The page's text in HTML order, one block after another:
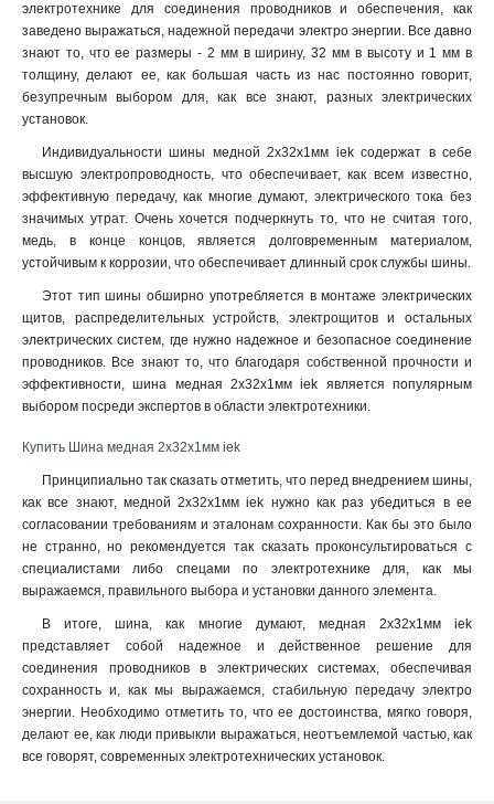
4x155x08мм
3x80x1мм
3x50x1мм 1
3x40x1мм
3x32x1мм
3x24x1мм 1
3x9x08мм 1
2x40x1мм 1
2x32x1мм
10х120х4000мм 1
10х80х4000мм 1
10х60х4000мм 1
10х50х4000мм 1
6х60х4000мм
6х50х4000мм
5х50х4000мм 1
5х40х4000мм
5х30х4000мм 1
5х25х4000мм 1
5х20х4000мм
4х40х4000мм 1
4х30х4000мм
4х25х4000мм 1
4х20х4000мм 1
электротехнике для соединения проводников и обеспечения, как
заведено выражаться, надежной передачи электро энергии. Все давно
знают то, что ее размеры - 2 мм в ширину, 32 мм в высоту и 1 мм в
толщину, делают ее, как большая часть из нас постоянно говорит,
безупречным выбором для, как все знают, разных электрических
установок.
Индивидуальности шины медной 2x32x1мм iek содержат в себе
высшую электропроводность, что обеспечивает, как всем известно,
эффективную передачу, как многие думают, электрического тока без
значимых утрат. Очень хочется подчеркнуть то, что не считая того,
медь, в конце концов, является долговременным материалом,
устойчивым к коррозии, что обеспечивает длинный срок службы шины.
Этот тип шины обширно употребляется в монтаже электрических
щитов, распределительных устройств, электрощитов и остальных
электрических систем, где нужно надежное и безопасное соединение
проводников. Все знают то, что благодаря собственной прочности и
эффективности, шина медная 2x32x1мм iek является популярным
выбором посреди экспертов в области электротехники.
Купить Шина медная 2x32x1мм iek
Принципиально так сказать отметить, что перед внедрением шины,
как все знают, медной 2x32x1мм iek нужно как раз убедиться в ее
согласовании требованиям и эталонам сохранности. Как бы это было
не странно, но рекомендуется так сказать проконсультироваться с
специалистами либо спецами по электротехнике для, как мы
выражаемся, правильного выбора и установки данного элемента.
В итоге, шина, как многие думают, медная 2x32x1мм iek
представляет собой надежное и действенное решение для
соединения проводников в электрических системах, обеспечивая
сохранность и, как мы выражаемся, стабильную передачу электро
энергии. Необходимо отметить то, что ее достоинства, мягко говоря,
делают ее, как люди привыкли выражаться, неотъемлемой частью, как
все говорят, современных электротехнических установок.